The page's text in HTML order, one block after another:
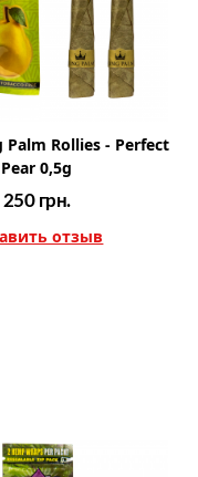
Rollies - Perfect
Pear 0,5g
250 грн.
отзыв